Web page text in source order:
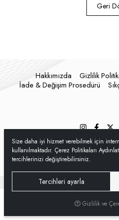
Geri
Hakkımızda Gizlilik
İade & Değişim Prosedürü
Hipotenüs®Yeni Nesil E-Ticaret
Size daha iyi hizmet verebilmek için
kullanılmaktadır. Çerez Politikaları
tercihlerinizi değiştirebilirsiniz.
Tercihleri ayarla
Gizlilik ve